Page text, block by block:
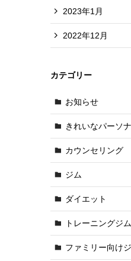
2023年1月
2022年12月
カテゴリー
お知らせ
きれいなパーソ
カウンセリング
ジム
ダイエット
トレーニングジム
ファミリー向け